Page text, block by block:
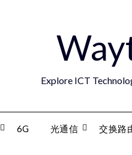
Explore ICT
6G 光通信 交换路